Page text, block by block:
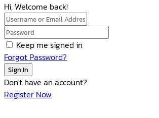
Hi, Welcome back!
Keep me signed in
Forgot Password?
Sign In
Don't have an account?
Register Now